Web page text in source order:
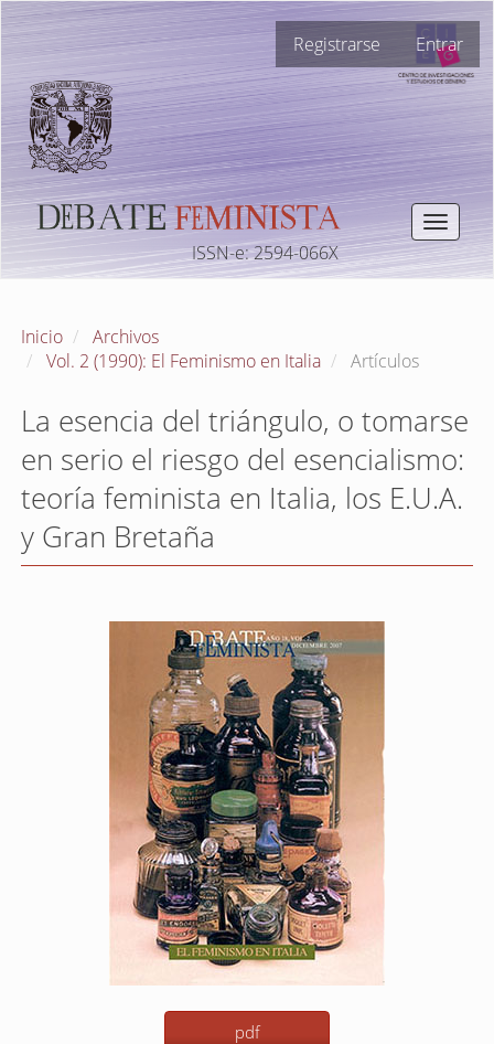
Navegación
principal
Contenido
principal
Barra
lateral
Registrarse Entrar
Toggle
ISSN-e: 2594-066X
Inicio
Archivos
Vol. 2 (1990): El Feminismo en Italia
Artículos
La esencia del triángulo, o tomarse
en serio el riesgo del esencialismo:
teoría feminista en Italia, los E.U.A.
y Gran Bretaña
pdf